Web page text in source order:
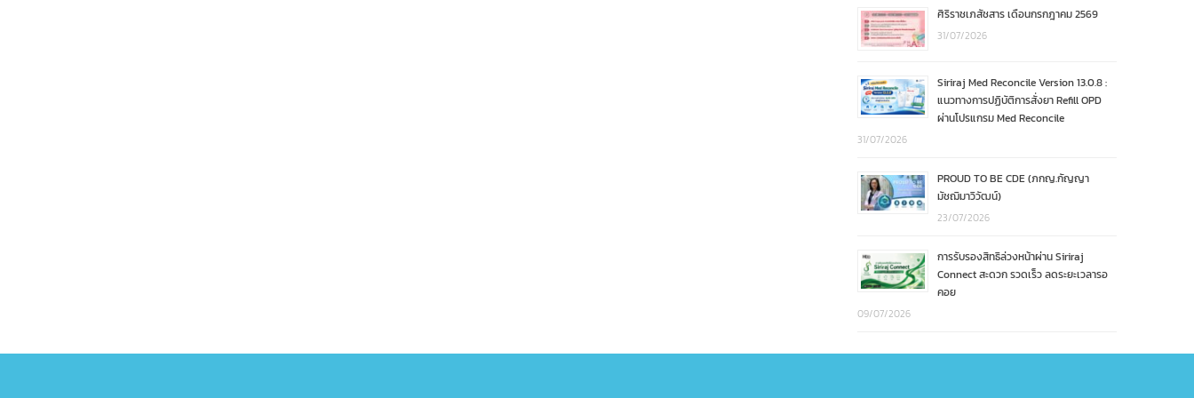
ศิริราชเภสัชสาร เดือนกรกฎาคม 2569
31/07/2026
Siriraj Med Reconcile Version 13.0.8 :
แนวทางการปฏิบัติการสั่งยา Refill OPD
ผ่านโปรแกรม Med Reconcile
31/07/2026
PROUD TO BE CDE (ภกญ.กัญญา
มัชฌิมาวิวัฒน์)
23/07/2026
การรับรองสิทธิล่วงหน้าผ่าน Siriraj
Connect สะดวก รวดเร็ว ลดระยะเวลารอ
คอย
09/07/2026